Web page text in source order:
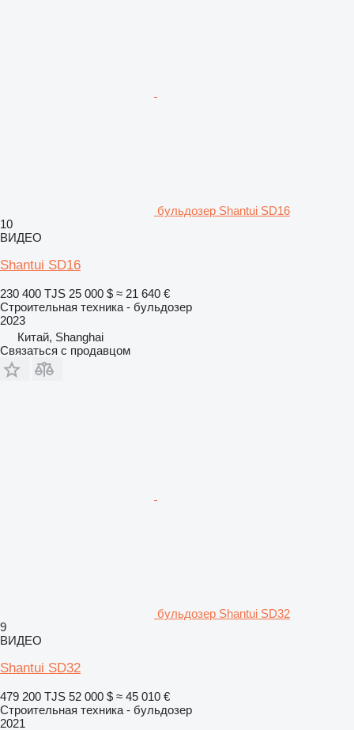
бульдозер Shantui SD16
10
ВИДЕО
Shantui SD16
230 400 TJS 25 000 $ ≈ 21 640 €
Строительная техника - бульдозер
2023
Китай, Shanghai
Связаться с продавцом
бульдозер Shantui SD32
9
ВИДЕО
Shantui SD32
479 200 TJS 52 000 $ ≈ 45 010 €
Строительная техника - бульдозер
2021